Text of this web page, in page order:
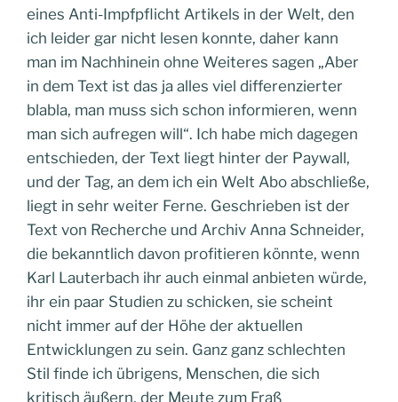
eines Anti-Impfpflicht Artikels in der Welt, den
ich leider gar nicht lesen konnte, daher kann
man im Nachhinein ohne Weiteres sagen „Aber
in dem Text ist das ja alles viel differenzierter
blabla, man muss sich schon informieren, wenn
man sich aufregen will“. Ich habe mich dagegen
entschieden, der Text liegt hinter der Paywall,
und der Tag, an dem ich ein Welt Abo abschließe,
liegt in sehr weiter Ferne. Geschrieben ist der
Text von Recherche und Archiv Anna Schneider,
die bekanntlich davon profitieren könnte, wenn
Karl Lauterbach ihr auch einmal anbieten würde,
ihr ein paar Studien zu schicken, sie scheint
nicht immer auf der Höhe der aktuellen
Entwicklungen zu sein. Ganz ganz schlechten
Stil finde ich übrigens, Menschen, die sich
kritisch äußern, der Meute zum Fraß